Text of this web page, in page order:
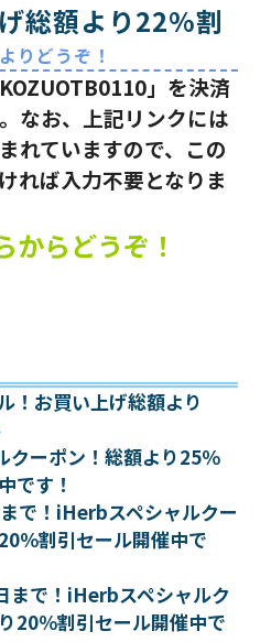
総額より22%割
りどうぞ！
」を決済
なお、上記リンクには
れていますので、この
れば入力不要となりま
らどうぞ！
！お買い上げ総額より
クーポン！総額より25％
です！
で！iHerbスペシャルクー
％割引セール開催中で
まで！iHerbスペシャルク
20％割引セール開催中で